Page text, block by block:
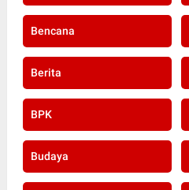
Bencana
Berita
BPK
Budaya